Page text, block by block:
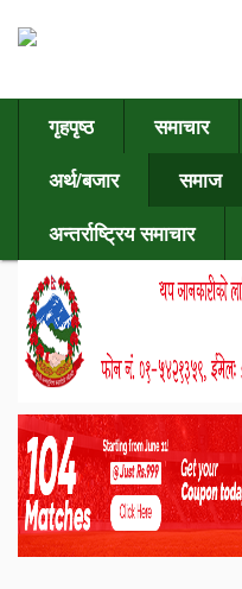
गृहपृष्ठ समाचार
अर्थ/बजार
समाज
अन्तर्राष्ट्रिय समाचार